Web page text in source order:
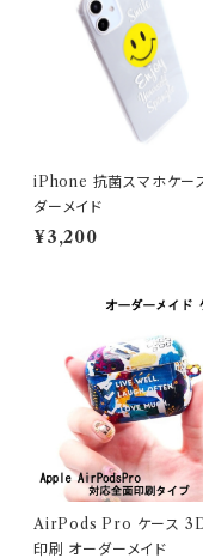
iPhone 抗菌スマホケー
ダーメイド
¥3,200
AirPods Pro ケース
印刷 オーダーメイド